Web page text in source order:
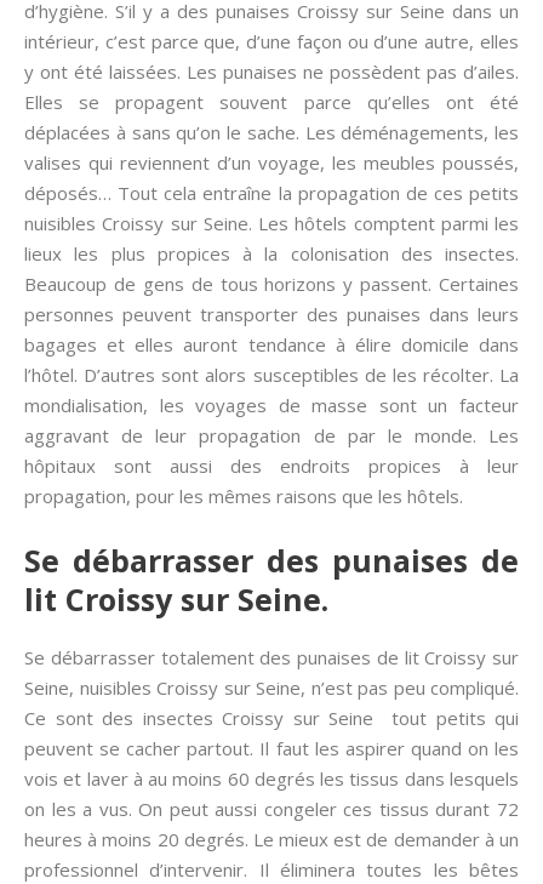
d’hygiène. S’il y a des punaises Croissy sur Seine dans un
intérieur, c’est parce que, d’une façon ou d’une autre, elles
y ont été laissées. Les punaises ne possèdent pas d’ailes.
Elles se propagent souvent parce qu’elles ont été
déplacées à sans qu’on le sache. Les déménagements, les
valises qui reviennent d’un voyage, les meubles poussés,
déposés… Tout cela entraîne la propagation de ces petits
nuisibles Croissy sur Seine. Les hôtels comptent parmi les
lieux les plus propices à la colonisation des insectes.
Beaucoup de gens de tous horizons y passent. Certaines
personnes peuvent transporter des punaises dans leurs
bagages et elles auront tendance à élire domicile dans
l’hôtel. D’autres sont alors susceptibles de les récolter. La
mondialisation, les voyages de masse sont un facteur
aggravant de leur propagation de par le monde. Les
hôpitaux sont aussi des endroits propices à leur
propagation, pour les mêmes raisons que les hôtels.
Se débarrasser des punaises de
lit Croissy sur Seine.
Se débarrasser totalement des punaises de lit Croissy sur
Seine, nuisibles Croissy sur Seine, n’est pas peu compliqué.
Ce sont des insectes Croissy sur Seine tout petits qui
peuvent se cacher partout. Il faut les aspirer quand on les
vois et laver à au moins 60 degrés les tissus dans lesquels
on les a vus. On peut aussi congeler ces tissus durant 72
heures à moins 20 degrés. Le mieux est de demander à un
professionnel d’intervenir. Il éliminera toutes les bêtes